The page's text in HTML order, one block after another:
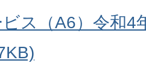
ス（A6）令和4